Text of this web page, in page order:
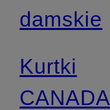
damskie
Kurtki
CANADA